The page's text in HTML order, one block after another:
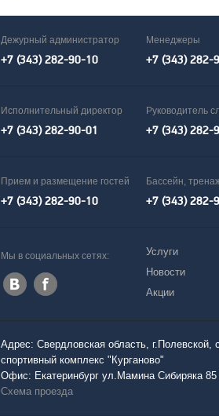
Дежурный администратор
+7 (343) 282-90-10
Менеджеры
+7 (343) 282-
Исполнительный директор
+7 (343) 282-90-01
Руководитель
+7 (343) 282-
Прием и размещение гостей
+7 (343) 282-90-10
Бассейн,
+7 (343) 282-
Мы в социальных сетях:
Услуги
Новости
Акции
Адрес: Свердловская область, г.Полевской,
спортивный комплекс "Курганово"
Офис: Екатеринбург ул.Мамина Сибиряка 85
Схема проезда